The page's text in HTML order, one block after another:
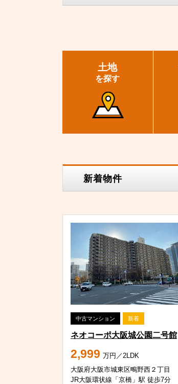
土地
を探す
新着物件
中古マンション 新着
ネオコーポ大阪城公園二号館
2,999 万円／2LDK
大阪府大阪市城東区鴫野西２丁目
JR大阪環状線「京橋」駅 徒歩7分